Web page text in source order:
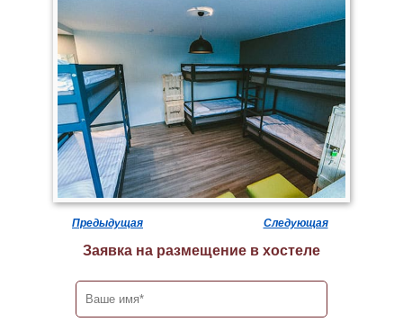
Предыдущая Следующая
Заявка на размещение в хостеле